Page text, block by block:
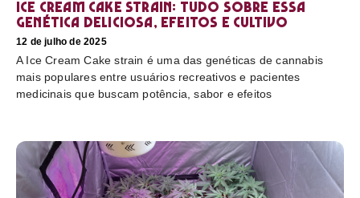
Ice Cream Cake Strain: tudo sobre essa
genética deliciosa, efeitos e cultivo
12 de julho de 2025
A Ice Cream Cake strain é uma das genéticas de cannabis
mais populares entre usuários recreativos e pacientes
medicinais que buscam potência, sabor e efeitos